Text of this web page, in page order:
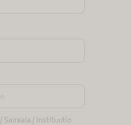
Sairaala / Instituutio